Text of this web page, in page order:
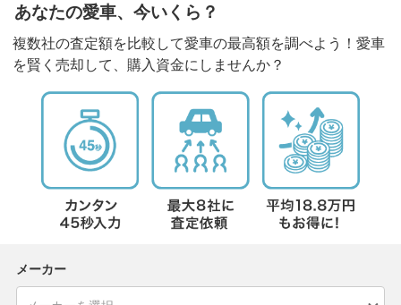
あなたの愛車、今いくら？
複数社の査定額を比較して愛車の最高額を調べよう！愛車
を賢く売却して、購入資金にしませんか？
メーカー